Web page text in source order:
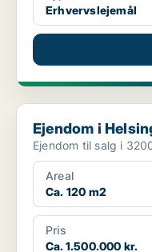
Erhvervslejemål
Ejendom i Helsinge
Ejendom i
Ejendom til salg i
Areal
Ca. 120 m2
Pris
Ca. 1.500.000 kr.